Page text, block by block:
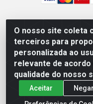
O nosso site coleta
terceiros para
personalizada ao
relevante de
qualidade do nosso
Aceitar
NUTRY MAX
LTDA - RUA DO